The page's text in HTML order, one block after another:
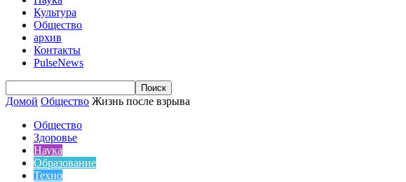
Культура
Общество
архив
Контакты
PulseNews
Домой Общество Жизнь после взрыва
Общество
Здоровье
Наука
Образование
Техно